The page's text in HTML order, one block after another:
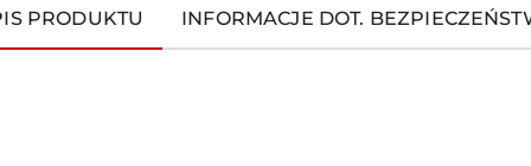
PRODUKTU INFORMACJE DOT.